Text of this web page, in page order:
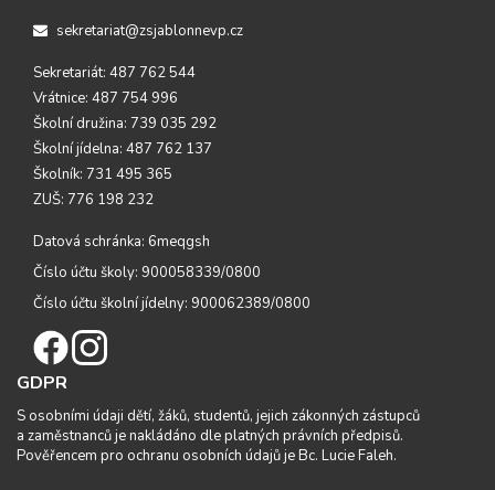
sekretariat@zsjablonnevp.cz
Sekretariát: 487 762 544
Vrátnice: 487 754 996
Školní družina: 739 035 292
Školní jídelna: 487 762 137
Školník: 731 495 365
ZUŠ: 776 198 232
Datová schránka: 6meqgsh
Číslo účtu školy: 900058339/0800
Číslo účtu školní jídelny: 900062389/0800
GDPR
S osobními údaji dětí, žáků, studentů, jejich zákonných zástupců
a zaměstnanců je nakládáno dle platných právních předpisů.
Pověřencem pro ochranu osobních údajů je Bc. Lucie Faleh.